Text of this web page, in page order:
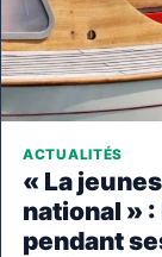
ACTUALITÉS
« La
national »
pendant